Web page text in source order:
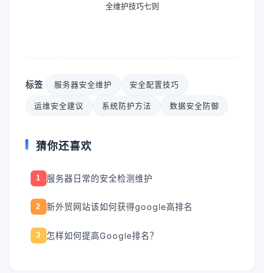
全维护技巧七则
标签 服务器安全维护 安全配置技巧
运维安全建议 系统防护方法 数据安全防御
猜你还喜欢
1 服务器日常的安全检测维护
2 新外贸网站该如何获得google高排名
3 怎样如何提高Google排名？